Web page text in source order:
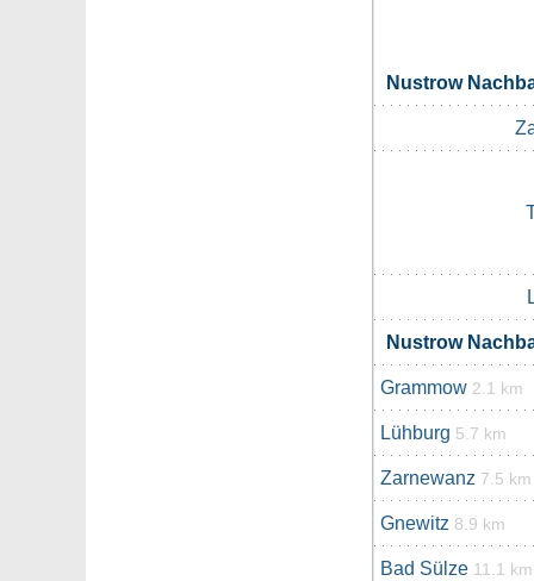
Nustrow
Nustrow
Grammow 2.1 km
Lühburg 5.7 km
Zarnewanz 7.5 km
Gnewitz 8.9 km
Bad Sülze 11.1 km